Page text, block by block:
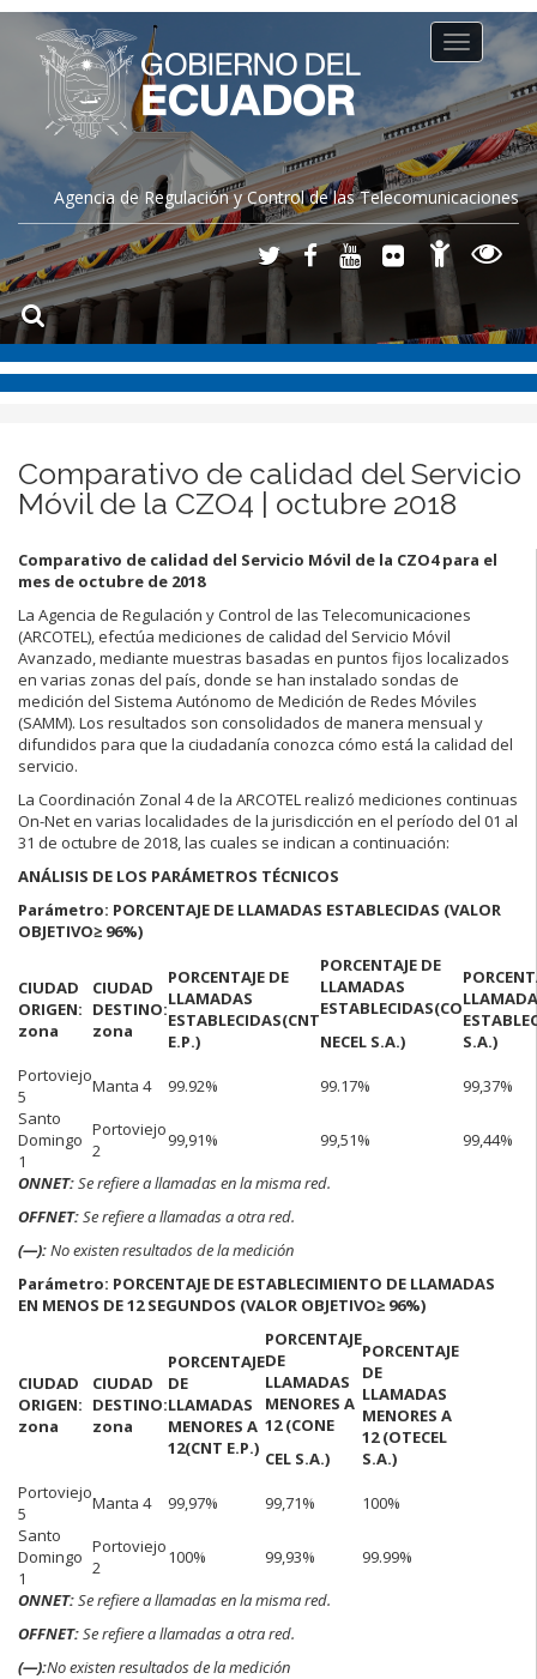
Agencia de Regulación y Control de las Telecomunicaciones
Toggle
navigation
Comparativo de calidad del Servicio
Móvil de la CZO4 | octubre 2018
Comparativo de calidad del Servicio Móvil de la CZO4 para el
mes de octubre de 2018
La Agencia de Regulación y Control de las Telecomunicaciones
(ARCOTEL), efectúa mediciones de calidad del Servicio Móvil
Avanzado, mediante muestras basadas en puntos fijos localizados
en varias zonas del país, donde se han instalado sondas de
medición del Sistema Autónomo de Medición de Redes Móviles
(SAMM). Los resultados son consolidados de manera mensual y
difundidos para que la ciudadanía conozca cómo está la calidad del
servicio.
La Coordinación Zonal 4 de la ARCOTEL realizó mediciones continuas
On-Net en varias localidades de la jurisdicción en el período del 01 al
31 de octubre de 2018, las cuales se indican a continuación:
ANÁLISIS DE LOS PARÁMETROS TÉCNICOS
Parámetro: PORCENTAJE DE LLAMADAS ESTABLECIDAS (VALOR
OBJETIVO≥ 96%)
CIUDAD
ORIGEN:
zona
CIUDAD
DESTINO:
zona
PORCENTAJE DE
LLAMADAS
ESTABLECIDAS(CNT
E.P.)
PORCENTAJE DE
LLAMADAS
ESTABLECIDAS(CO
NECEL S.A.)
S.A.)
Portoviejo
5
Manta 4 99.92% 99.17%
99,37%
Santo
Domingo
1
Portoviejo
2
99,91% 99,51%
99,44%
ONNET:Se refiere a llamadas en la misma red.
OFFNET:Se refiere a llamadas a otra red.
(—):No existen resultados de la medición
Parámetro: PORCENTAJE DE ESTABLECIMIENTO DE LLAMADAS
EN MENOS DE 12 SEGUNDOS (VALOR OBJETIVO≥ 96%)
CIUDAD
ORIGEN:
zona
CIUDAD
DESTINO:
zona
PORCENTAJE
DE
LLAMADAS
MENORES A
12(CNT E.P.)
PORCENTAJE
DE
LLAMADAS
MENORES A
12(CONE
CEL S.A.)
PORCENTAJE
DE
LLAMADAS
MENORES A
12(OTECEL
S.A.)
Portoviejo
5
Manta 4 99,97% 99,71%
100%
Santo
Domingo
1
Portoviejo
2
100% 99,93%
99.99%
ONNET:Se refiere a llamadas en la misma red.
OFFNET:Se refiere a llamadas a otra red.
(—):No existen resultados de la medición